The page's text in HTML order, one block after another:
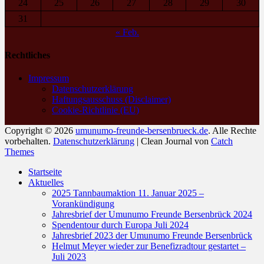
24 25 26 27 28 29
30
31
« Feb.
Rechtliches
Impressum
Datenschutzerklärung
Haftungsausschuss (Disclaimer)
Cookie-Richtlinie (EU)
Copyright © 2026 umunumo-freunde-bersenbrueck.de. Alle Rechte
vorbehalten. Datenschutzerklärung | Clean Journal von Catch
Themes
oben
scrollen
Startseite
Aktuelles
2025 Tannbaumaktion 11. Januar 2025 –
Vorankündigung
Jahresbrief der Umunumo Freunde Bersenbrück 2024
Spendentour durch Europa Juli 2024
Jahresbrief 2023 der Umunumo Freunde Bersenbrück
Helmut Meyer wieder zur Benefizradtour gestartet –
Juli 2023